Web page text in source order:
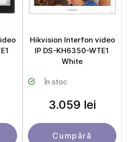
Hikvision Interfon video
IP DS-KH6350-WTE1
White
În stoc
3.059 lei
Cumpără